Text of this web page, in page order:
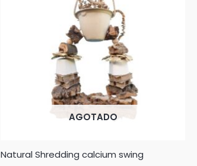
AGOTADO
Natural Shredding calcium swing